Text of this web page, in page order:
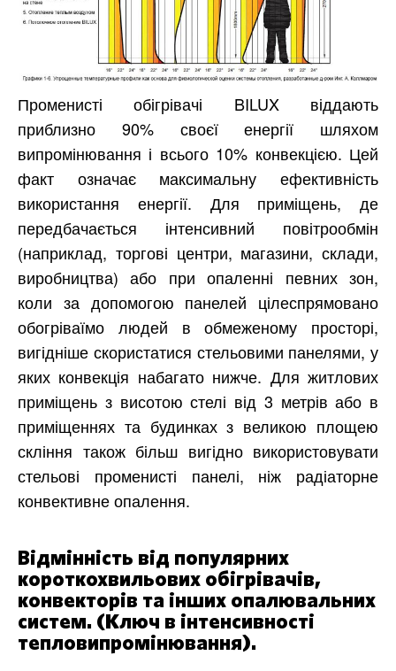
Променисті обігрівачі BILUX віддають
приблизно 90% своєї енергії шляхом
випромінювання і всього 10% конвекцією. Цей
факт означає максимальну ефективність
використання енергії. Для приміщень, де
передбачається інтенсивний повітрообмін
(наприклад, торгові центри, магазини, склади,
виробництва) або при опаленні певних зон,
коли за допомогою панелей цілеспрямовано
обогріваїмо людей в обмеженому просторі,
вигідніше скористатися стельовими панелями, у
яких конвекція набагато нижче. Для житлових
приміщень з висотою стелі від 3 метрів або в
приміщеннях та будинках з великою площею
скління також більш вигідно використовувати
стельові променисті панелі, ніж радіаторне
конвективне опалення.
Відмінність від популярних
короткохвильових обігрівачів,
конвекторів та інших опалювальних
систем. (Ключ в інтенсивності
тепловипромінювання).